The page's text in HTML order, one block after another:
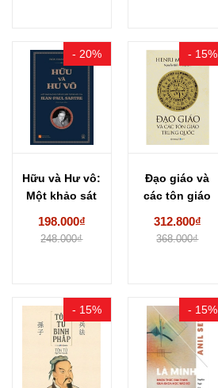
- 20%
Hữu và Hư vô:
Một khảo sát
198.000₫
248.000₫
- 15%
Đạo giáo và
các tôn giáo
312.800₫
368.000₫
- 15% - 15%